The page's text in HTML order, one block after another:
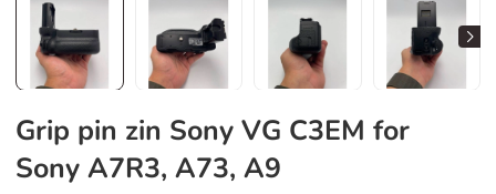
Grip pin zin Sony VG C3EM for
Sony A7R3, A73, A9